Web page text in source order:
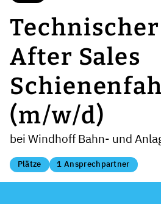
After Sales
(m/w/d)
bei Windhoff Bahn- und
Plätze 1 Ansprechpartner